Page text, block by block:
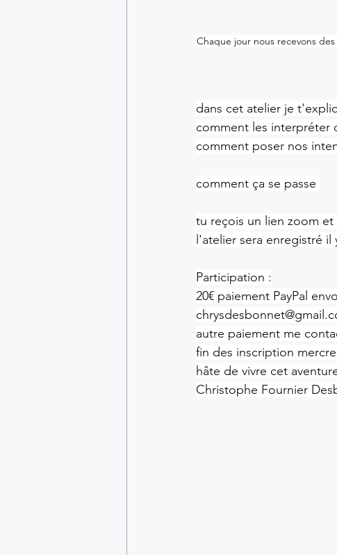
Chaque jour nous recevons
dans cet atelier je
comment les interpréter
comment poser nos
comment ça se passe
tu reçois un lien zoom
l'atelier sera enregistré il
Participation :
20€ paiement PayPal
autre paiement me
fin des inscription
hâte de vivre cet
Christophe Fournier